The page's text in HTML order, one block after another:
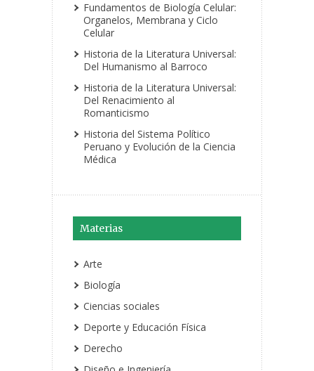
Fundamentos de Biología Celular:
Organelos, Membrana y Ciclo
Celular
Historia de la Literatura Universal:
Del Humanismo al Barroco
Historia de la Literatura Universal:
Del Renacimiento al
Romanticismo
Historia del Sistema Político
Peruano y Evolución de la Ciencia
Médica
Materias
Arte
Biología
Ciencias sociales
Deporte y Educación Física
Derecho